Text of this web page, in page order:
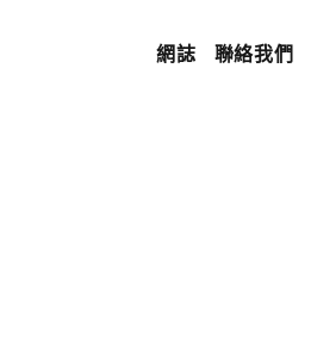
網誌 聯絡我們